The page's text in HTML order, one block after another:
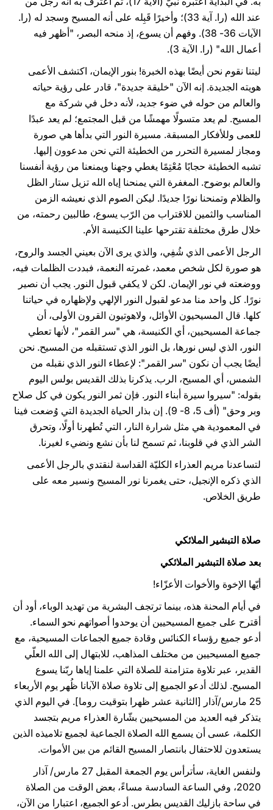
عند الله (را. آية 33)؛ وأخيرًا قَبِله على أنه المسيح وسجد له (را.
الآيات 36- 38). وفهم أن يسوع، إذ منحه البصر، "أظهر فيه
أعمال الله" (را. الآية 3).
ليتنا نقوم نحن أيضًا بهذه الخبرة! بنور الإيمان، اكتشف الأعمى
هويته الجديدة. إنه الآن "خليقة جديدة"، قادر على رؤية حياته
والعالم من حوله في ضوء جديد، لأنه دخل في شركة مع
المسيح. لم يعد متسولًا مهمشًا من قبل المجتمع؛ لم يعد عبدًا
للعمى وللأفكار المسبقة. مسيرة النور التي بدأها هي صورة
ومجاز لمسيرة التحرر من الخطيئة التي نحن مدعوون إليها.
تشبه الخطيئة حجابًا مُعْتِمًا يغطي وجهنا ويمنعنا من رؤية أنفسنا
والعالم بوضوح. المغفرة التي يمنحنا إياه الله تزيل ستار الظل
والظلام وتمنحنا نورًا جديدًا. ليكن الصوم الذي نعيشه الزمن
المناسب والثمين للاقتراب من الرّب يسوع، طالبين رحمته، من
خلال طرق مختلفة تقترحها علينا الكنيسة الأم.
الرجل الأعمى الذي شُفِي، والذي يرى الآن بعيني الجسد والروح،
هو صورة لكل شخص معمد، غمرته النعمة، فبددت الظلمات فيه،
ووضعته في نور الإيمان. لكن لا يكفي قبول النور. يجب أن نصير
نورًا. كل واحد منا مدعو لقبول النور الإلهي ولإظهاره في حياتنا
كلها. قال المسيحيون الأوائل، ولاهوتيون القرون الأولى، أن
جماعة المسيحيين، أي الكنيسة، هي "سر القمر"، لأنها تعطي
النور، الذي ليس نورها، بل النور الذي تستقبله من المسيح. نحن
أيضًا يجب أن نكون "سر القمر": لإعطاء النور الذي نقبله من
الشمس، أي المسيح، الرب. يذكرنا بذلك القديس بولس اليوم
بقوله: "سيروا سيرة أبناء النور. فإن ثمر النور يكون في كل صلاح
وبر وحق" (أف 5، 8- 9). إن بذار الحياة الجديدة التي وُضعت فينا
في المعمودية هي مثل شرارة النار، التي تُطهرنا أولًا، وتحرق
الشر الذي في قلوبنا، ثم تسمح لنا بأن نشع ونضيء لغيرنا.
لتساعدنا مريم العذراء الكليّة القداسة لنقتدي بالرجل الأعمى
الذي ذكره الإنجيل، حتى يغمرنا نور المسيح ونسير معه على
طريق الخلاص.
صلاة التبشير الملائكي
بعد صلاة التبشير الملائكي
أيّها الإخوة والأخوات الأعزّاء!
في أيام المحنة هذه، بينما ترتجف البشرية من تهديد الوباء، أود أن
أقترح على جميع المسيحيين أن يوحدوا أصواتهم نحو السماء.
أدعو جميع رؤساء الكنائس وقادة جميع الجماعات المسيحية، مع
جميع المسيحيين من مختلف المذاهب، للابتهال إلى الله العلّي
القدير، عبر تلاوة متزامنة للصلاة التي علمنا إياها ربّنا يسوع
المسيح. لذلك أدعو الجميع إلى تلاوة صلاة الآبانا ظُهر يوم الأربعاء
25 مارس/آذار [الثانية عشر ظهرا بتوقيت روما]. في اليوم الذي
يتذكر فيه العديد من المسيحيين بشّارة العذراء مريم بتجسد
الكلمة، عسى أن يسمع الله الصلاة الجماعية لجميع تلاميذه الذين
يستعدون للاحتفال بانتصار المسيح القائم من بين الأموات.
ولنفس الغاية، سأترأس يوم الجمعة المقبل 27 مارس/ آذار
2020، وفي الساعة السادسة مساءً، بعض الوقت من الصلاة
في ساحة بازليك القديس بطرس. أدعو الجميع، اعتبارا من الآن،